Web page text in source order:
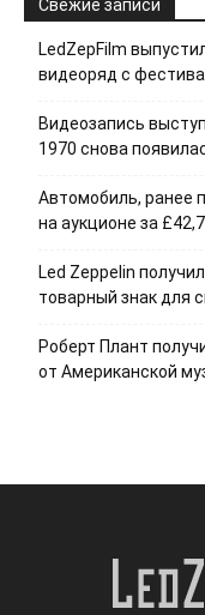
Свежие записи
LedZepFilm
видеоряд с
Видеозапись
1970 снова
Автомобиль, ранее
на аукционе за
Led Zeppelin
товарный знак для
Роберт Плант
от Американской